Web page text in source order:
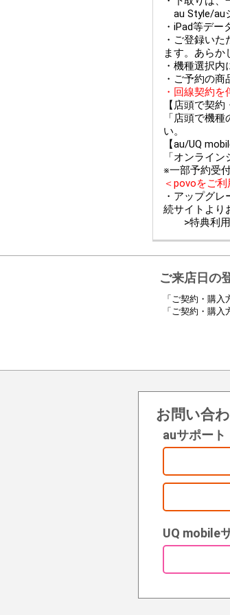
au Style/au
・iPad等デ
・ご登録い
ます。あらか
・機種選択
・ご予約の
・回線契約
【店頭で契約
「店頭で機
い。
【au/UQ
「オンライ
※一部予約受
＜povoをご
・アップグ
続サイトより
>特典利用
ご来店日の
「ご契約・購
「ご契約・購
お問い合
auサポート
UQ mobile